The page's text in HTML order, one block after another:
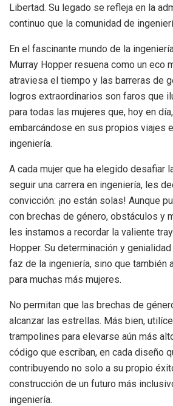
Libertad. Su legado se refleja en la
continuo que la comunidad de
En el fascinante mundo de la
Murray Hopper resuena como un eco
atraviesa el tiempo y las barreras de
logros extraordinarios son faros que
para todas las mujeres que, hoy en
embarcándose en sus propios viajes
ingeniería.
A cada mujer que ha elegido desafiar
seguir una carrera en ingeniería, les
convicción: ¡no están solas! Aunque
con brechas de género, obstáculos y
les instamos a recordar la valiente
Hopper. Su determinación y
faz de la ingeniería, sino que también
para muchas más mujeres.
No permitan que las brechas de
alcanzar las estrellas. Más bien,
trampolines para elevarse aún más
código que escriban, en cada diseño
contribuyendo no solo a su propio
construcción de un futuro más
ingeniería.